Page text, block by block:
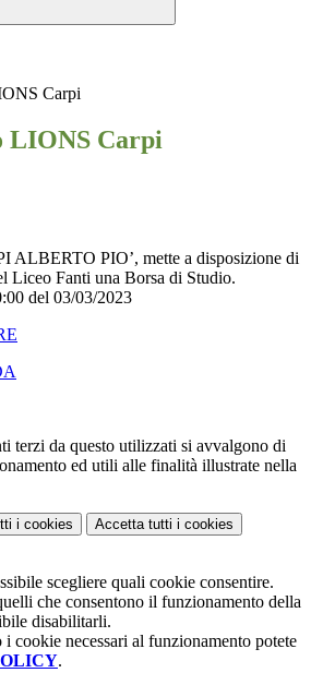
Carpi
LIONS Carpi
PIO’, mette a disposizione di
Liceo Fanti una Borsa di Studio.
del 03/03/2023
terzi da questo utilizzati si avvalgono di
ed utili alle finalità illustrate nella
i cookies Accetta tutti i cookies
scegliere quali cookie consentire.
che consentono il funzionamento della
disabilitarli.
i cookie necessari al funzionamento potete
.